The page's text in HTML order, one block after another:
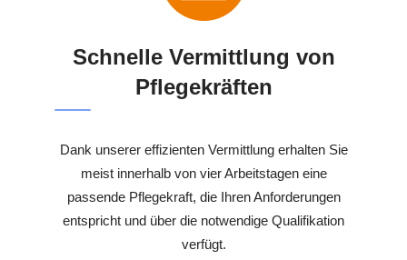
Schnelle Vermittlung von
Pflegekräften
Dank unserer effizienten Vermittlung erhalten Sie
meist innerhalb von vier Arbeitstagen eine
passende Pflegekraft, die Ihren Anforderungen
entspricht und über die notwendige Qualifikation
verfügt.